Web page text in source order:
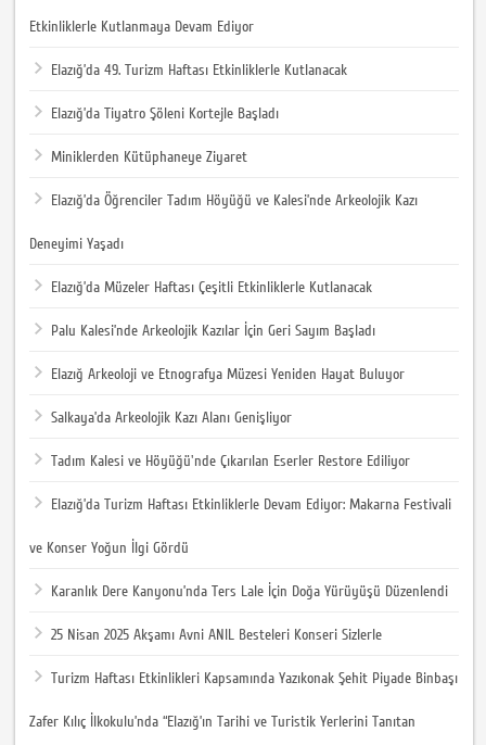
Etkinliklerle Kutlanmaya Devam Ediyor
Elazığ’da 49. Turizm Haftası Etkinliklerle Kutlanacak
Elazığ’da Tiyatro Şöleni Kortejle Başladı
Miniklerden Kütüphaneye Ziyaret
Elazığ’da Öğrenciler Tadım Höyüğü ve Kalesi’nde Arkeolojik Kazı
Deneyimi Yaşadı
Elazığ’da Müzeler Haftası Çeşitli Etkinliklerle Kutlanacak
Palu Kalesi’nde Arkeolojik Kazılar İçin Geri Sayım Başladı
Elazığ Arkeoloji ve Etnografya Müzesi Yeniden Hayat Buluyor
Salkaya’da Arkeolojik Kazı Alanı Genişliyor
Tadım Kalesi ve Höyüğü'nde Çıkarılan Eserler Restore Ediliyor
Elazığ’da Turizm Haftası Etkinliklerle Devam Ediyor: Makarna Festivali
ve Konser Yoğun İlgi Gördü
Karanlık Dere Kanyonu’nda Ters Lale İçin Doğa Yürüyüşü Düzenlendi
25 Nisan 2025 Akşamı Avni ANIL Besteleri Konseri Sizlerle
Turizm Haftası Etkinlikleri Kapsamında Yazıkonak Şehit Piyade Binbaşı
Zafer Kılıç İlkokulu’nda “Elazığ’ın Tarihi ve Turistik Yerlerini Tanıtan